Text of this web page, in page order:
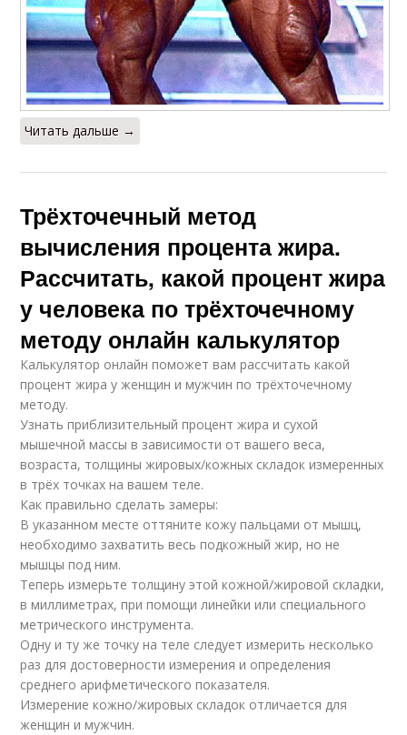
Читать дальше →
Трёхточечный метод
вычисления процента жира.
Рассчитать, какой процент жира
у человека по трёхточечному
методу онлайн калькулятор
Калькулятор онлайн поможет вам рассчитать какой
процент жира у женщин и мужчин по трёхточечному
методу.
Узнать приблизительный процент жира и сухой
мышечной массы в зависимости от вашего веса,
возраста, толщины жировых/кожных складок измеренных
в трёх точках на вашем теле.
Как правильно сделать замеры:
В указанном месте оттяните кожу пальцами от мышц,
необходимо захватить весь подкожный жир, но не
мышцы под ним.
Теперь измерьте толщину этой кожной/жировой складки,
в миллиметрах, при помощи линейки или специального
метрического инструмента.
Одну и ту же точку на теле следует измерить несколько
раз для достоверности измерения и определения
среднего арифметического показателя.
Измерение кожно/жировых складок отличается для
женщин и мужчин.